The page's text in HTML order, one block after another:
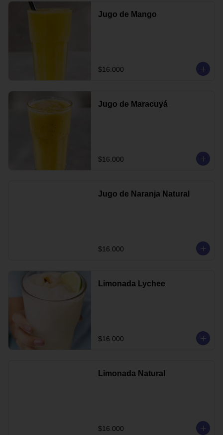
Jugo de Mango
$16.000
Jugo de Maracuyá
$16.000
Jugo de Naranja Natural
$16.000
Limonada Lychee
$16.000
Limonada Natural
$16.000